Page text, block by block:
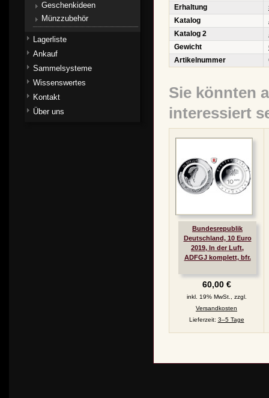
Erhaltung
Katalog
Katalog 2
Gewicht
Artikelnummer
Sie könnten
interessiert
Bundesrepublik
Deutschland, 10 Euro
2019, In der Luft,
ADFGJ komplett, bfr.
60,00 €
inkl. 19% MwSt., zzgl.
Versandkosten
Lieferzeit: 3–5 Tage
Geschenkideen
Münzzubehör
Lagerliste
Ankauf
Sammelsysteme
Wissenswertes
Kontakt
Über uns